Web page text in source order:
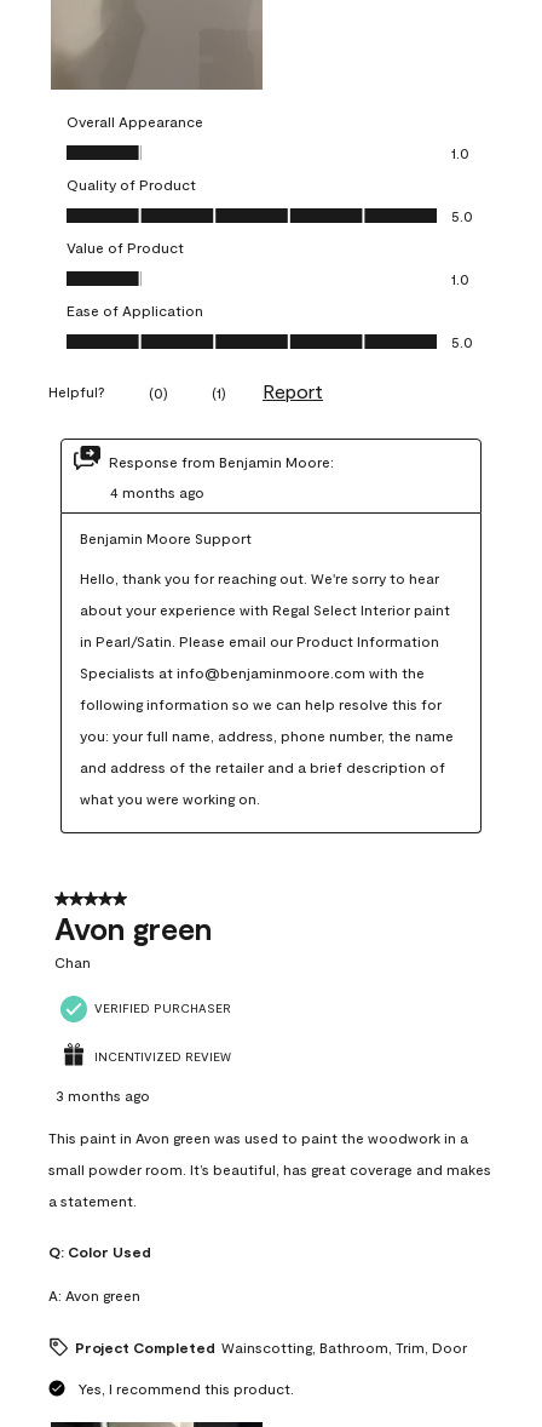
Overall Appearance
Overall Appearance, 1.0 out of 5
1.0
Quality of Product
Quality of Product, 5.0 out of 5
5.0
Value of Product
Value of Product, 1.0 out of 5
1.0
Ease of Application
Ease of Application, 5.0 out of 5
5.0
Helpful? (0) (1) Report
Response from Benjamin Moore:
4 months ago
Benjamin Moore Support
Hello, thank you for reaching out. We're sorry to hear
about your experience with Regal Select Interior paint
in Pearl/Satin. Please email our Product Information
Specialists at info@benjaminmoore.com with the
following information so we can help resolve this for
you: your full name, address, phone number, the name
and address of the retailer and a brief description of
what you were working on.
5 out of 5 stars.
Avon green
Chan
VERIFIED PURCHASER
INCENTIVIZED REVIEW
3 months ago
This paint in Avon green was used to paint the woodwork in a
small powder room. It’s beautiful, has great coverage and makes
a statement.
Q: Color Used
A: Avon green
Project Completed Wainscotting, Bathroom, Trim, Door
Yes, I recommend this product.